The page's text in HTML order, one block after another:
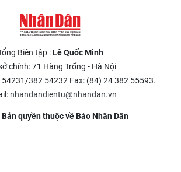
Biên tập :Lê Quốc Minh
chính: 71 Hàng Trống - Hà Nội
54231/382 54232 Fax: (84) 24 382 55593.
nhandandientu@nhandan.vn
quyền thuộc về Báo Nhân Dân